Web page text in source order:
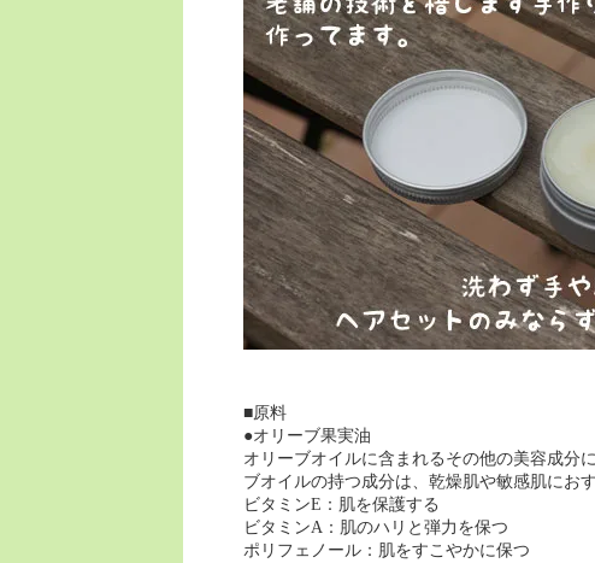
■原料
●オリーブ果実油
オリーブオイルに含まれるその他の美容成分
ブオイルの持つ成分は、乾燥肌や敏感肌におす
ビタミンE：肌を保護する
ビタミンA：肌のハリと弾力を保つ
ポリフェノール：肌をすこやかに保つ